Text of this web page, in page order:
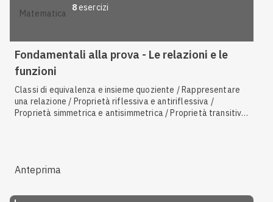
matematica
8esercizi
Fondamentali alla prova - Le relazioni e le
funzioni
Classi di equivalenza e insieme quoziente / Rappresentare
una relazione / Proprietà riflessiva e antiriflessiva /
Proprietà simmetrica e antisimmetrica / Proprietà transitiva
Anteprima